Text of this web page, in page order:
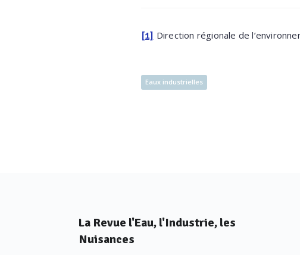
[1] Direction régionale de
Eaux industrielles
La Revue l'Eau, l'Industrie, les
Nuisances